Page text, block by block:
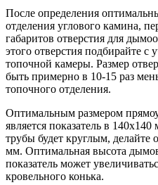
После определения
отделения углового камина,
габаритов отверстия для
этого отверстия подбирайте с
топочной камеры. Размер
быть примерно в 10-15 раз
топочного отделения.
Оптимальным размером
является показатель в
трубы будет круглым, делайте
мм. Оптимальная высота
показатель может
кровельного конька.